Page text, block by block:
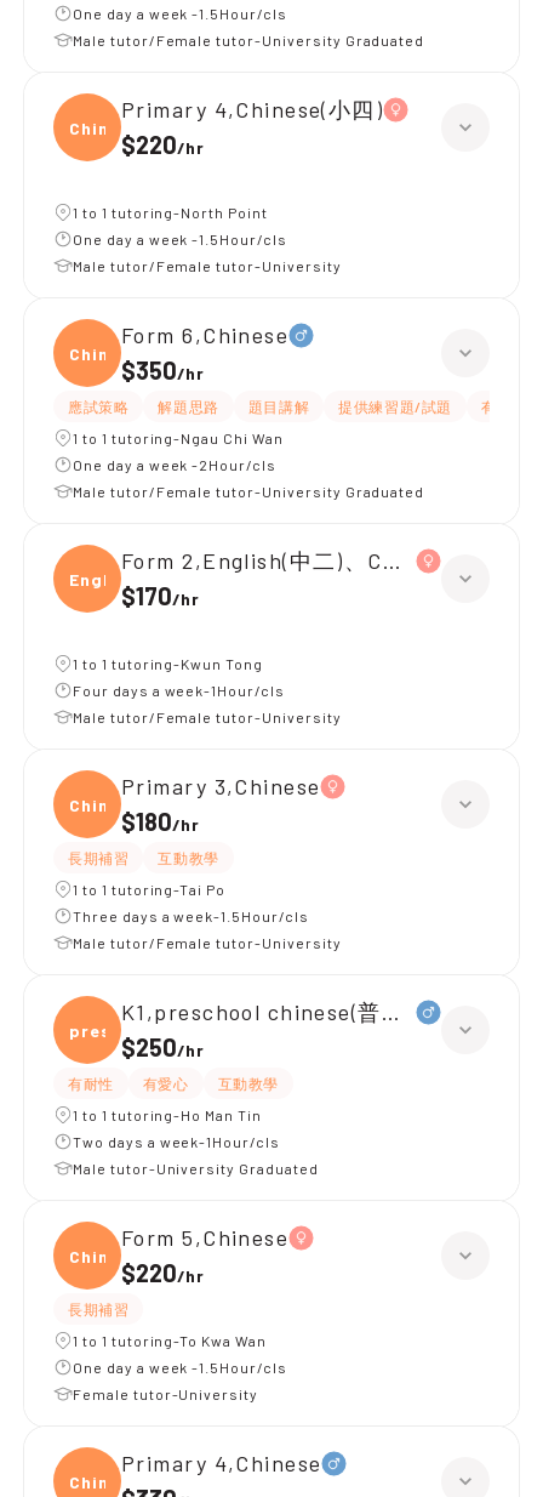
One day a week -1.5Hour/cls
Male tutor/Female tutor-University Graduated
Chine
Primary 4,Chinese(小四)
$220/hr
1 to 1 tutoring-North Point
One day a week -1.5Hour/cls
Male tutor/Female tutor-University
Chine
Form 6,Chinese
$350/hr
應試策略 解題思路 題目講解 提供練習題/試題
有耐性
1 to 1 tutoring-Ngau Chi Wan
One day a week -2Hour/cls
Male tutor/Female tutor-University Graduated
Engli
Form 2,English(中二)、Chinese(中二)
$170/hr
1 to 1 tutoring-Kwun Tong
Four days a week-1Hour/cls
Male tutor/Female tutor-University
Chine
Primary 3,Chinese
$180/hr
長期補習
互動教學
1 to 1 tutoring-Tai Po
Three days a week-1.5Hour/cls
Male tutor/Female tutor-University
presc
K1,preschool chinese(普通話)
$250/hr
有耐性 有愛心
互動教學
1 to 1 tutoring-Ho Man Tin
Two days a week-1Hour/cls
Male tutor-University Graduated
Chine
Form 5,Chinese
$220/hr
長期補習
1 to 1 tutoring-To Kwa Wan
One day a week -1.5Hour/cls
Female tutor-University
Chine
Primary 4,Chinese